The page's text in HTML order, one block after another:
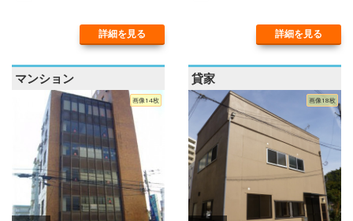
詳細を見る 詳細を見る
マンション
画像14枚
貸家
画像18枚